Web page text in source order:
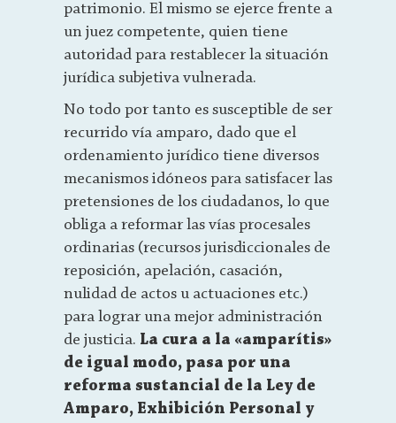
patrimonio. El mismo se ejerce frente a
un juez competente, quien tiene
autoridad para restablecer la situación
jurídica subjetiva vulnerada.
No todo por tanto es susceptible de ser
recurrido vía amparo, dado que el
ordenamiento jurídico tiene diversos
mecanismos idóneos para satisfacer las
pretensiones de los ciudadanos, lo que
obliga a reformar las vías procesales
ordinarias (recursos jurisdiccionales de
reposición, apelación, casación,
nulidad de actos u actuaciones etc.)
para lograr una mejor administración
de justicia. La cura a la «amparítis»
de igual modo, pasa por una
reforma sustancial de la Ley de
Amparo, Exhibición Personal y